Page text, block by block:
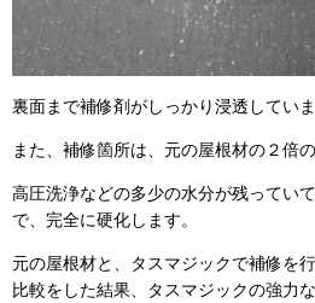
裏面まで補修剤がしっかり浸透していま
また、補修箇所は、元の屋根材の２倍
高圧洗浄などの多少の水分が残ってい
で、完全に硬化します。
元の屋根材と、タスマジックで補修を
比較をした結果、タスマジックの強力